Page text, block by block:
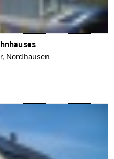
Nordhausen